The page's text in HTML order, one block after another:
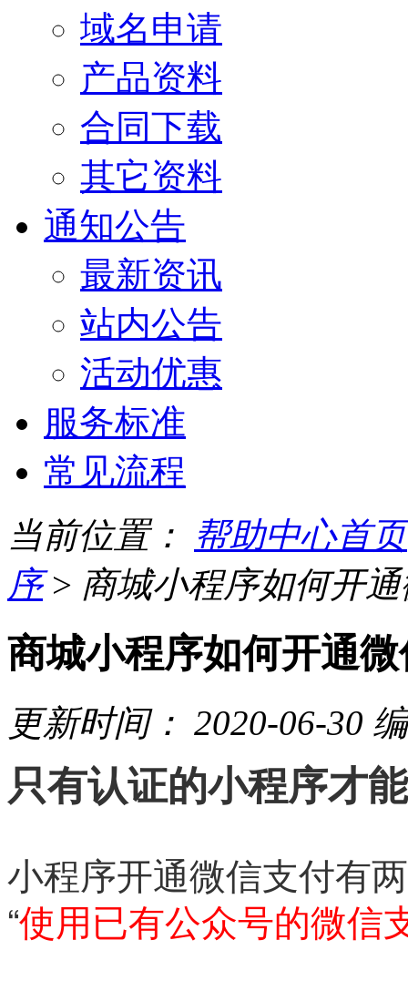
域名申请
产品资料
合同下载
其它资料
通知公告
最新资讯
站内公告
活动优惠
服务标准
常见流程
当前位置：
帮助中心首页
序> 商城小程序如何开
商城小程序如何开通
更新时间： 2020-06-30
只有认证的小程序才
小程序开通微信支付有
“使用已有公众号的微信